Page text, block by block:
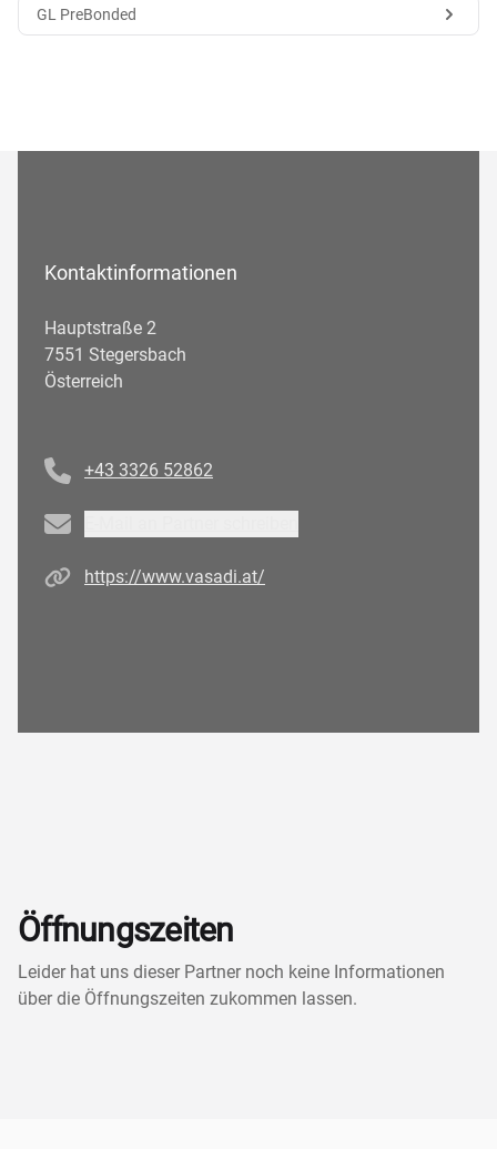
GL PreBonded
Kontaktinformationen
Hauptstraße 2
7551 Stegersbach
Österreich
+43 3326 52862
Email
Homepagehttps://www.vasadi.at/
Öffnungszeiten
Leider hat uns dieser Partner noch keine Informationen
über die Öffnungszeiten zukommen lassen.